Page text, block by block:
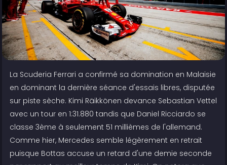
La Scuderia Ferrari a confirmé sa domination en Malaisie
en dominant la dernière séance d'essais libres, disputée
sur piste sèche. Kimi Räikkönen devance Sebastian Vettel
avec un tour en 1:31.880 tandis que Daniel Ricciardo se
classe 3ème à seulement 51 millièmes de l'allemand.
Comme hier, Mercedes semble légèrement en retrait
puisque Bottas accuse un retard d'une demie seconde